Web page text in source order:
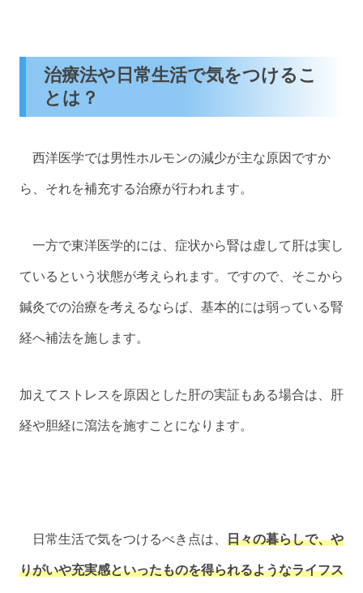
治療法や日常生活で気をつけるこ
とは？
西洋医学では男性ホルモンの減少が主な原因ですか
ら、それを補充する治療が行われます。
一方で東洋医学的には、症状から腎は虚して肝は実し
ているという状態が考えられます。ですので、そこから
鍼灸での治療を考えるならば、基本的には弱っている腎
経へ補法を施します。
加えてストレスを原因とした肝の実証もある場合は、肝
経や胆経に瀉法を施すことになります。
日常生活で気をつけるべき点は、 日々の暮らしで、や
りがいや充実感といったものを得られるようなライフス